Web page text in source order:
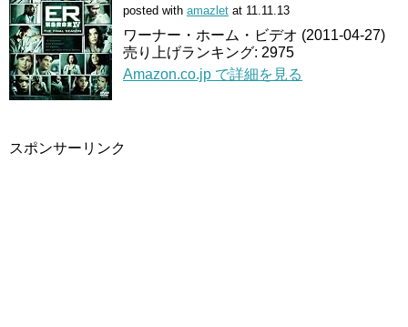
posted with amazlet at 11.11.13
ワーナー・ホーム・ビデオ (2011-04-27)
売り上げランキング: 2975
Amazon.co.jp で詳細を見る
スポンサーリンク